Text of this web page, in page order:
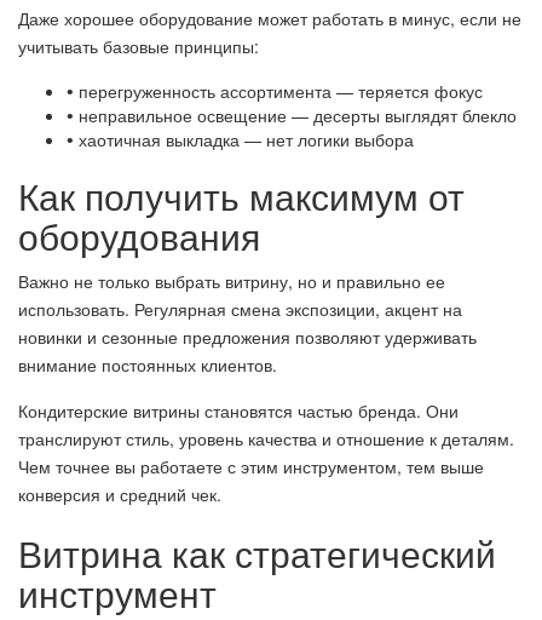
Даже хорошее оборудование может работать в минус, если не
учитывать базовые принципы:
• перегруженность ассортимента — теряется фокус
• неправильное освещение — десерты выглядят блекло
• хаотичная выкладка — нет логики выбора
Как получить максимум от
оборудования
Важно не только выбрать витрину, но и правильно ее
использовать. Регулярная смена экспозиции, акцент на
новинки и сезонные предложения позволяют удерживать
внимание постоянных клиентов.
Кондитерские витрины становятся частью бренда. Они
транслируют стиль, уровень качества и отношение к деталям.
Чем точнее вы работаете с этим инструментом, тем выше
конверсия и средний чек.
Витрина как стратегический
инструмент